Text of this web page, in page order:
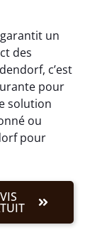
un
des
c’est
pour
solution
ou
pour